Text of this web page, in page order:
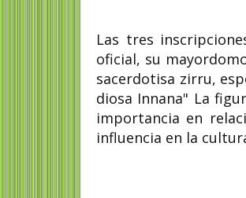
Las tres
oficial, su
sacerdotisa zirru,
diosa Innana" La
importancia en
influencia en la